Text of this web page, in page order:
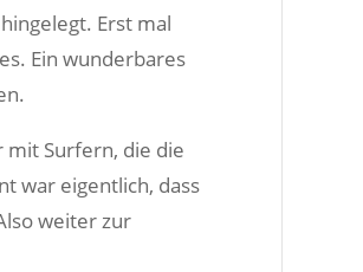
Erst mal
Ein wunderbares
mit Surfern, die die
war eigentlich, dass
weiter zur